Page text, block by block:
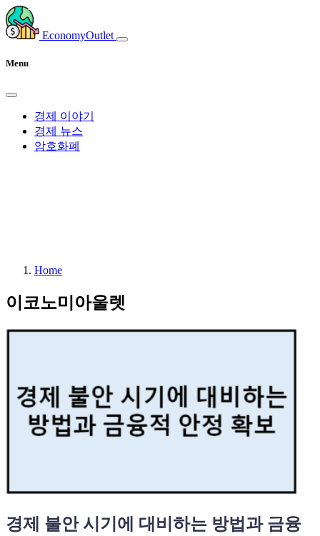
EconomyOutlet
Menu
경제 이야기
경제 뉴스
암호화폐
Home
이코노미아울렛
경제 불안 시기에 대비하는 방법과 금융